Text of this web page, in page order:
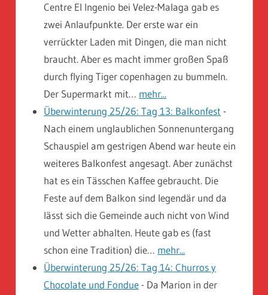
Centre El Ingenio bei Velez-Malaga gab es
zwei Anlaufpunkte. Der erste war ein
verrückter Laden mit Dingen, die man nicht
braucht. Aber es macht immer großen Spaß
durch flying Tiger copenhagen zu bummeln.
Der Supermarkt mit… mehr...
Überwinterung 25/26: Tag 13: Balkonfest -
Nach einem unglaublichen Sonnenuntergang
Schauspiel am gestrigen Abend war heute ein
weiteres Balkonfest angesagt. Aber zunächst
hat es ein Tässchen Kaffee gebraucht. Die
Feste auf dem Balkon sind legendär und da
lässt sich die Gemeinde auch nicht von Wind
und Wetter abhalten. Heute gab es (fast
schon eine Tradition) die… mehr...
Überwinterung 25/26: Tag 14: Churros y
Chocolate und Fondue - Da Marion in der